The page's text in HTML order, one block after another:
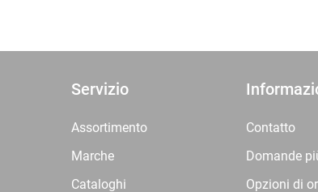
Servizio
Assortimento
Marche
Cataloghi
Contatto
Domande
Opzioni di